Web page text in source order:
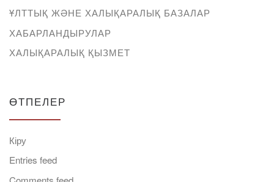
ҰЛТТЫҚ ЖӘНЕ ХАЛЫҚАРАЛЫҚ БАЗАЛАР
ХАБАРЛАНДЫРУЛАР
ХАЛЫҚАРАЛЫҚ ҚЫЗМЕТ
ӨТПЕЛЕР
Кіру
Entries feed